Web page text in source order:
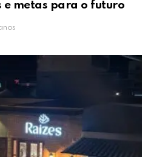
metas para o futuro